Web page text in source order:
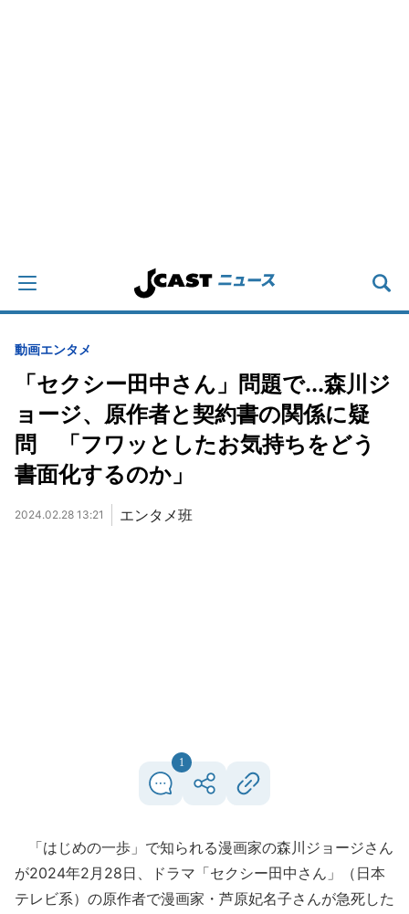
動画エンタメ
「セクシー田中さん」問題で...森川ジ
ョージ、原作者と契約書の関係に疑
問 「フワッとしたお気持ちをどう
書面化するのか」
2024.02.28 13:21 エンタメ班
1
「はじめの一歩」で知られる漫画家の森川ジョージさん
が2024年2月28日、ドラマ「セクシー田中さん」（日本
テレビ系）の原作者で漫画家・芦原妃名子さんが急死した